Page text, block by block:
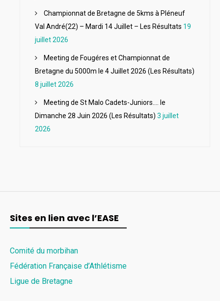
Championnat de Bretagne de 5kms à Pléneuf
Val André(22) – Mardi 14 Juillet – Les Résultats 19
juillet 2026
Meeting de Fougéres et Championnat de
Bretagne du 5000m le 4 Juillet 2026 (Les Résultats)
8 juillet 2026
Meeting de St Malo Cadets-Juniors…. le
Dimanche 28 Juin 2026 (Les Résultats) 3 juillet
2026
Sites en lien avec l’EASE
Comité du morbihan
Fédération Française d’Athlétisme
Ligue de Bretagne